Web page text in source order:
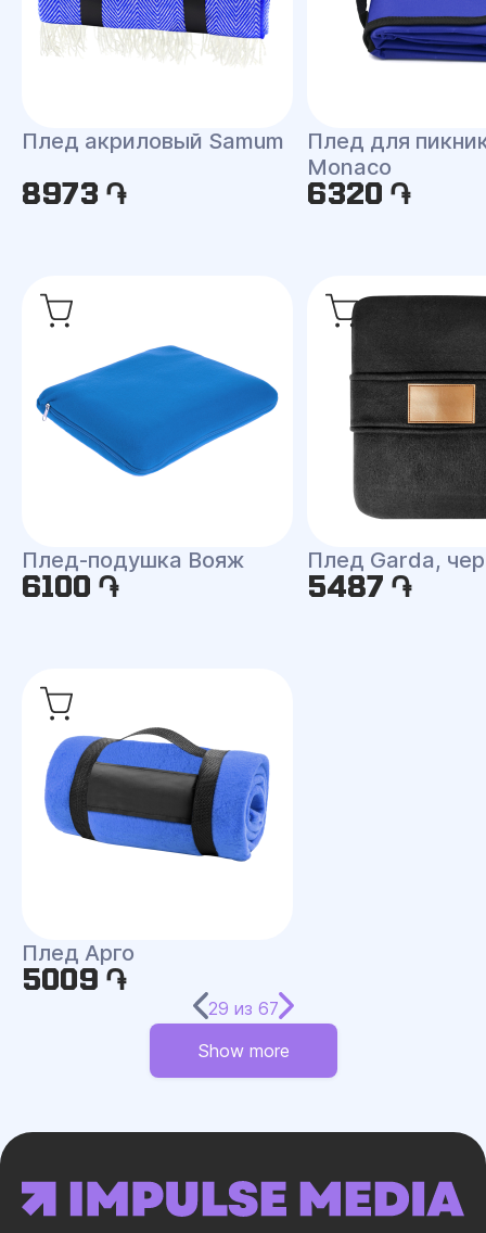
Плед акриловый Samum
8973 ֏
Плед для
Monaco
6320 ֏
Плед-подушка Вояж
6100 ֏
Плед Garda,
5487 ֏
Плед Арго
5009 ֏
29 из 67
Show more